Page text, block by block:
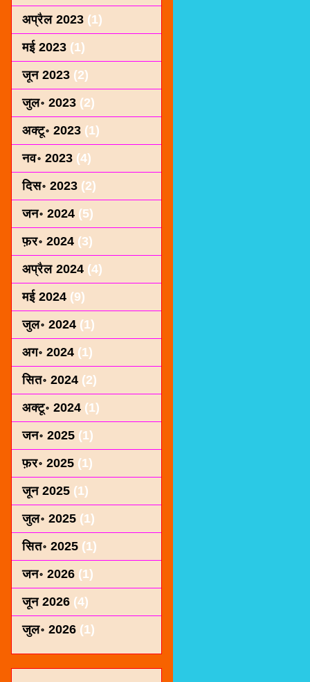
अप्रैल 2023 (1)
मई 2023 (1)
जून 2023 (2)
जुल॰ 2023 (2)
अक्टू॰ 2023 (1)
नव॰ 2023 (4)
दिस॰ 2023 (2)
जन॰ 2024 (5)
फ़र॰ 2024 (3)
अप्रैल 2024 (4)
मई 2024 (9)
जुल॰ 2024 (1)
अग॰ 2024 (1)
सित॰ 2024 (2)
अक्टू॰ 2024 (1)
जन॰ 2025 (1)
फ़र॰ 2025 (1)
जून 2025 (1)
जुल॰ 2025 (1)
सित॰ 2025 (1)
जन॰ 2026 (1)
जून 2026 (4)
जुल॰ 2026 (1)